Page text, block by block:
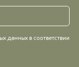
данных в соответствии